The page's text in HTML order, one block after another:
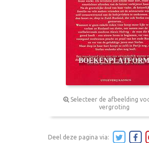
Selecteer de afbeelding
vergroting
Deel deze pagina via: